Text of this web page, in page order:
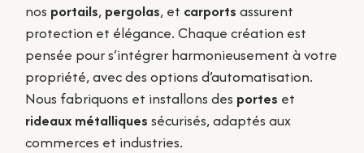
nos portails, pergolas, et carports assurent
protection et élégance. Chaque création est
pensée pour s’intégrer harmonieusement à votre
propriété, avec des options d’automatisation.
Nous fabriquons et installons des portes et
rideaux métalliques sécurisés, adaptés aux
commerces et industries.